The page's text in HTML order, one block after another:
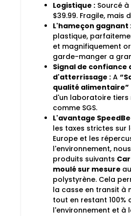
Logistique : Sourcé à
$39.99. Fragile, mais
L'hameçon gagnant
plastique,
et magnifiquement
garde-manger a
Signal de confiance
d'atterrissage : A
qualité alimentaire”
d'un laboratoire tiers
comme SGS.
L'avantage
les taxes strictes sur
Europe et les
l'environnement,
produits suivants
moulé sur mesure
polystyrène. Cela
la casse en transit à
tout en restant 100%
l'environnement et à